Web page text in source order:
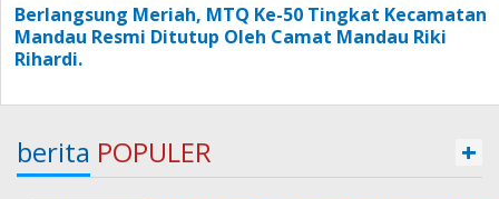
Berlangsung Meriah, MTQ Ke-50 Tingkat Kecamatan
Mandau Resmi Ditutup Oleh Camat Mandau Riki
Rihardi.
berita POPULER +